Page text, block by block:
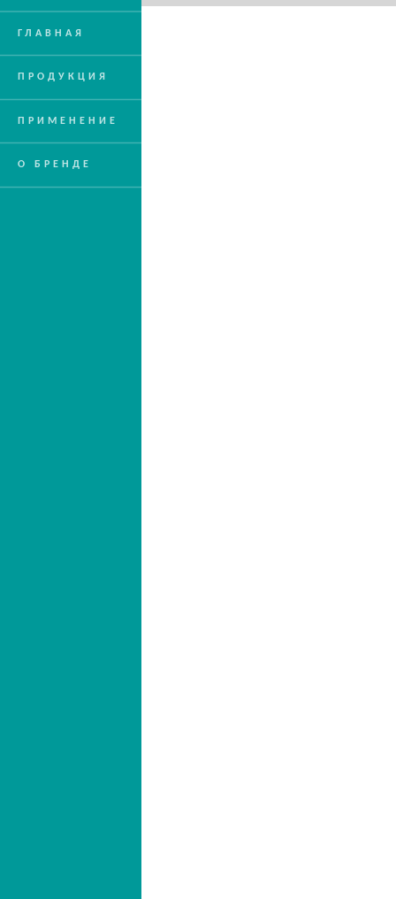
ГЛАВНАЯ
ПРОДУКЦИЯ
ПРИМЕНЕНИЕ
О БРЕНДЕ